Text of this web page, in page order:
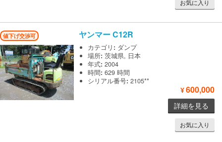
お気に入り
値下げ交渉可 ヤンマーC12R
カテゴリ : ダンプ
場所:茨城県, 日本
年式:2004
時間:629 時間
シリアル番号:2105**
¥600,000
詳細を見る
お気に入り